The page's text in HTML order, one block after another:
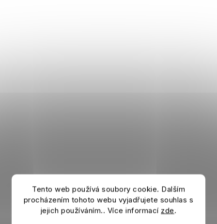
Tento web používá soubory cookie. Dalším
procházením tohoto webu vyjadřujete souhlas s
jejich používáním.. Více informací zde.